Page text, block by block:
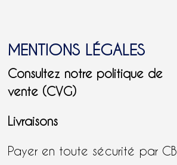
MENTIONS LÉGALES
Consultez notre politique de
vente (CVG)
Livraisons
Payer en toute sécurité par CB